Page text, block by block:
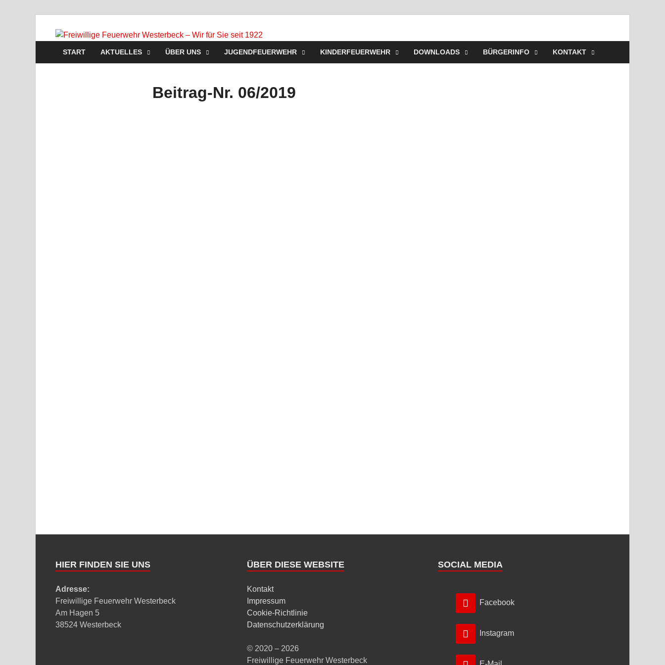
Freiwillige Feuerwehr Westerbeck – Wir
für Sie seit 1922
Homepage der Freiwilligen Feuerwehr Westerbeck: Aktuelles, Veranstaltungen, Einsätze, Unsere Wehr,
Jugendfeuerwehr, Mach mit!
START AKTUELLES ÜBER UNS JUGENDFEUERWEHR KINDERFEUERWEHR DOWNLOADS BÜRGERINFO KONTAKT
Beitrag-Nr. 06/2019
HIER FINDEN SIE UNS
Adresse:
Freiwillige Feuerwehr Westerbeck
Am Hagen 5
38524 Westerbeck
ÜBER DIESE WEBSITE
Kontakt
Impressum
Cookie-Richtlinie
Datenschutzerklärung
© 2020 – 2026
Freiwillige Feuerwehr Westerbeck
SOCIAL MEDIA
Facebook
Instagram